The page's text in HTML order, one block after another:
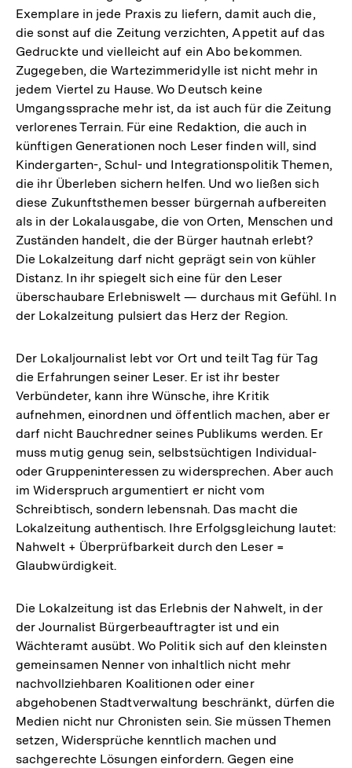
Exemplare in jede Praxis zu liefern, damit auch die,
die sonst auf die Zeitung verzichten, Appetit auf das
Gedruckte und vielleicht auf ein Abo bekommen.
Zugegeben, die Wartezimmeridylle ist nicht mehr in
jedem Viertel zu Hause. Wo Deutsch keine
Umgangssprache mehr ist, da ist auch für die Zeitung
verlorenes Terrain. Für eine Redaktion, die auch in
künftigen Generationen noch Leser finden will, sind
Kindergarten-, Schul- und Integrationspolitik Themen,
die ihr Überleben sichern helfen. Und wo ließen sich
diese Zukunftsthemen besser bürgernah aufbereiten
als in der Lokalausgabe, die von Orten, Menschen und
Zuständen handelt, die der Bürger hautnah erlebt?
Die Lokalzeitung darf nicht geprägt sein von kühler
Distanz. In ihr spiegelt sich eine für den Leser
überschaubare Erlebniswelt — durchaus mit Gefühl. In
der Lokalzeitung pulsiert das Herz der Region.
Der Lokaljournalist lebt vor Ort und teilt Tag für Tag
die Erfahrungen seiner Leser. Er ist ihr bester
Verbündeter, kann ihre Wünsche, ihre Kritik
aufnehmen, einordnen und öffentlich machen, aber er
darf nicht Bauchredner seines Publikums werden. Er
muss mutig genug sein, selbstsüchtigen Individual-
oder Gruppeninteressen zu widersprechen. Aber auch
im Widerspruch argumentiert er nicht vom
Schreibtisch, sondern lebensnah. Das macht die
Lokalzeitung authentisch. Ihre Erfolgsgleichung lautet:
Nahwelt + Überprüfbarkeit durch den Leser =
Glaubwürdigkeit.
Die Lokalzeitung ist das Erlebnis der Nahwelt, in der
der Journalist Bürgerbeauftragter ist und ein
Wächteramt ausübt. Wo Politik sich auf den kleinsten
gemeinsamen Nenner von inhaltlich nicht mehr
nachvollziehbaren Koalitionen oder einer
abgehobenen Stadtverwaltung beschränkt, dürfen die
Medien nicht nur Chronisten sein. Sie müssen Themen
setzen, Widersprüche kenntlich machen und
sachgerechte Lösungen einfordern. Gegen eine